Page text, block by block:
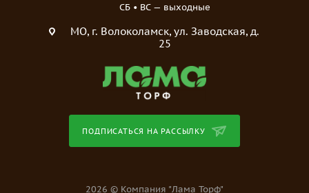
СБ • ВС — выходные
МO, г. Волоколамск, ул. Заводская, д.
25
ПОДПИСАТЬСЯ НА РАССЫЛКУ
2026 © Компания "Лама Торф"